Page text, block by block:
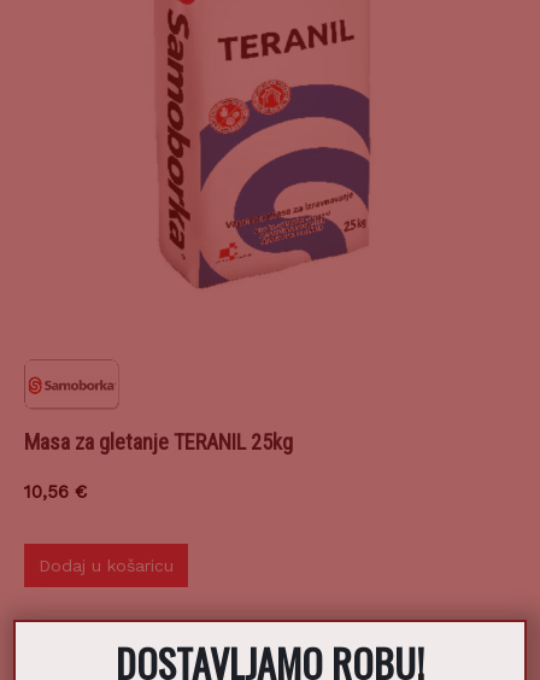
Masa za gletanje TERANIL 25kg
10,56 €
Dodaj u košaricu
DOSTAVLJAMO ROBU!